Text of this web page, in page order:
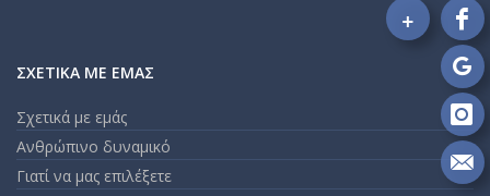
ΣΧΕΤΙΚΆ ΜΕ ΕΜΆΣ
Σχετικά με εμάς
Ανθρώπινο δυναμικό
Γιατί να μας επιλέξετε
on
on
on
+